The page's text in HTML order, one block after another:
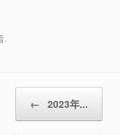
.
← 2023年...